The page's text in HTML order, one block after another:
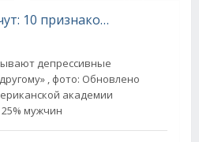
Мужчины тоже плачут: 10 признаков отцовской депрессии
депрессивные
, фото: Обновлено
академии
мужчин